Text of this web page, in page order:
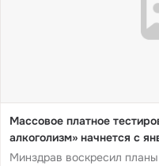
Массовое платное
алкоголизм» начнется с
Минздрав воскресил